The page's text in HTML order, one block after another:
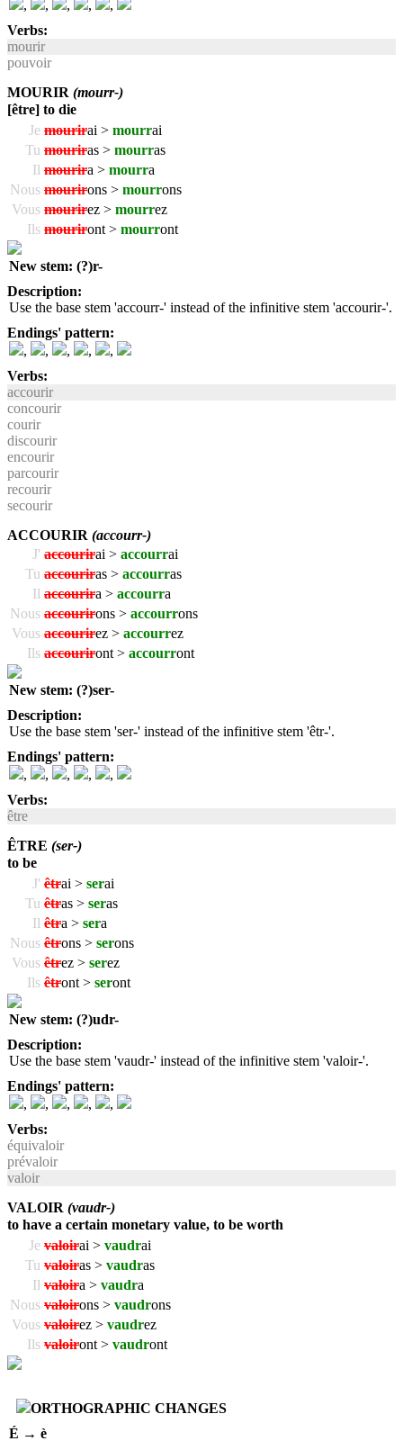
, , , ,
,
Verbs:
mourir
pouvoir
MOURIR (mourr-)
[être] to die
Je mourirai > mourrai
Tu mouriras > mourras
Il mourira > mourra
Nous mourirons > mourrons
Vous mourirez > mourrez
Ils mouriront > mourront
New stem: (?)r-
Description:
Use the base stem 'accourr-' instead of the infinitive stem 'accourir-'.
Endings' pattern:
,
, , ,
,
Verbs:
accourir
concourir
courir
discourir
encourir
parcourir
recourir
secourir
ACCOURIR (accourr-)
J' accourirai > accourrai
Tu accouriras > accourras
Il accourira > accourra
Nous accourirons > accourrons
Vous accourirez > accourrez
Ils accouriront > accourront
New stem: (?)ser-
Description:
Use the base stem 'ser-' instead of the infinitive stem 'êtr-'.
Endings' pattern:
,
, , ,
,
Verbs:
être
ÊTRE (ser-)
to be
J' êtrai > serai
Tu êtras > seras
Il êtra > sera
Nous êtrons > serons
Vous êtrez > serez
Ils êtront > seront
New stem: (?)udr-
Description:
Use the base stem 'vaudr-' instead of the infinitive stem 'valoir-'.
Endings' pattern:
,
, , ,
,
Verbs:
équivaloir
prévaloir
valoir
VALOIR (vaudr-)
to have a certain monetary value, to be worth
Je valoirai > vaudrai
Tu valoiras > vaudras
Il valoira > vaudra
Nous valoirons > vaudrons
Vous valoirez > vaudrez
Ils valoiront > vaudront
ORTHOGRAPHIC CHANGES
É → è